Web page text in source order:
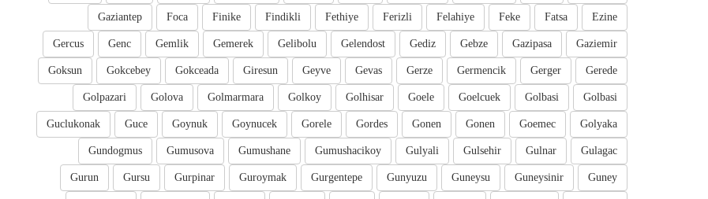
Ezine
Fatsa
Feke
Felahiye
Ferizli
Fethiye
Findikli
Finike
Foca
Gaziantep
Gaziemir
Gazipasa
Gebze
Gediz
Gelendost
Gelibolu
Gemerek
Gemlik
Genc
Gercus
Gerede
Gerger
Germencik
Gerze
Gevas
Geyve
Giresun
Gokceada
Gokcebey
Goksun
Golbasi
Golbasi
Goelcuek
Goele
Golhisar
Golkoy
Golmarmara
Golova
Golpazari
Golyaka
Goemec
Gonen
Gonen
Gordes
Gorele
Goynucek
Goynuk
Guce
Guclukonak
Gulagac
Gulnar
Gulsehir
Gulyali
Gumushacikoy
Gumushane
Gumusova
Gundogmus
Guney
Guneysinir
Guneysu
Gunyuzu
Gurgentepe
Guroymak
Gurpinar
Gursu
Gurun